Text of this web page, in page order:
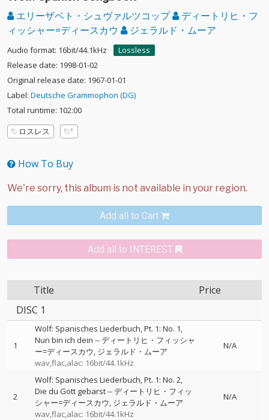
エリーザベト・シュヴァルツコップ
ディートリヒ・フ
ィッシャー=ディースカウ
ジェラルド・ムーア
Audio format: 16bit/44.1kHz
Lossless
Release date: 1998-01-02
Original release date: 1967-01-01
Label: Deutsche Grammophon (DG)
Total runtime: 102:00
ロスレス
How To Buy
Add all to Cart
Add all to INTEREST
Title
Price
DISC 1
1
Wolf: Spanisches Liederbuch, Pt. 1: No. 1,
Nun bin ich dein --ディートリヒ・フィッシャ
ー=ディースカウ ジェラルド・ムーア
wav,flac,alac: 16bit/44.1kHz
N/A
2
Wolf: Spanisches Liederbuch, Pt. 1: No. 2,
Die du Gott gebarst--ディートリヒ・フィッ
シャー=ディースカウ ジェラルド・ムーア
wav,flac,alac: 16bit/44.1kHz
N/A